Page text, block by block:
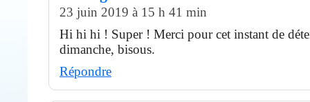
23 juin 2019 à 15 h 41 min
Hi hi hi ! Super ! Merci pour cet instant de
dimanche, bisous.
Répondre